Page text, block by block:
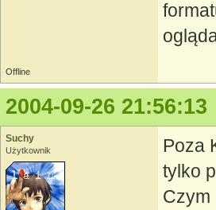
Offline
2004-09-26 21:56:13
Suchy
Użytkownik
Poza
tylko
Czym